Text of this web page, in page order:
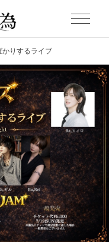
りするライブ」出演決定！